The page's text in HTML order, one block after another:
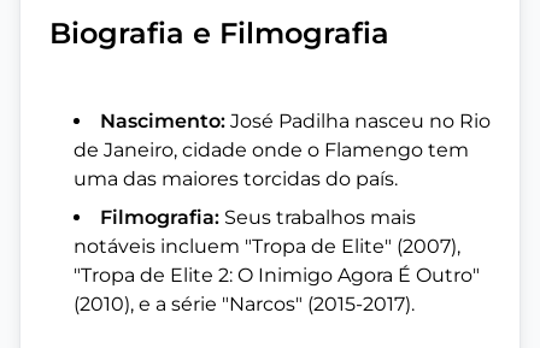
Biografia e Filmografia
Nascimento: José Padilha nasceu no Rio
de Janeiro, cidade onde o Flamengo tem
uma das maiores torcidas do país.
Filmografia: Seus trabalhos mais
notáveis incluem "Tropa de Elite" (2007),
"Tropa de Elite 2: O Inimigo Agora É Outro"
(2010), e a série "Narcos" (2015-2017).